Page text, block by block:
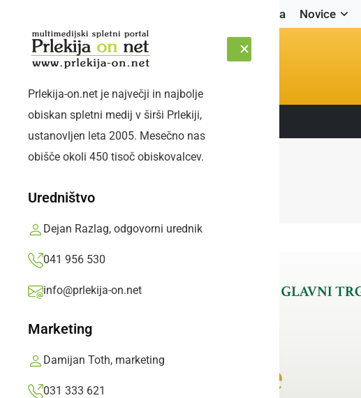
Naslovnica Novice
ČETRTEK, 6. AVGUST 2026 Sledite nam:
Prlekija-on.net je največji in najbolje
obiskan spletni medij v širši Prlekiji,
ustanovljen leta 2005. Mesečno nas
obišče okoli 450 tisoč obiskovalcev.
Uredništvo
Dejan Razlag, odgovorni urednik
041 956 530
info@prlekija-on.net
Marketing
Damijan Toth, marketing
031 333 621